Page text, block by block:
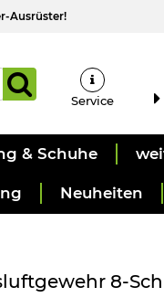
Ausrüster!
Service
& Schuhe
Neuheiten
8-